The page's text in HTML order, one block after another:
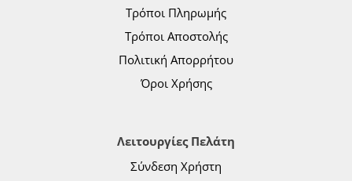
Τρόποι Πληρωμής
Τρόποι Αποστολής
Πολιτική Απορρήτου
Όροι Χρήσης
Λειτουργίες Πελάτη
Σύνδεση Χρήστη